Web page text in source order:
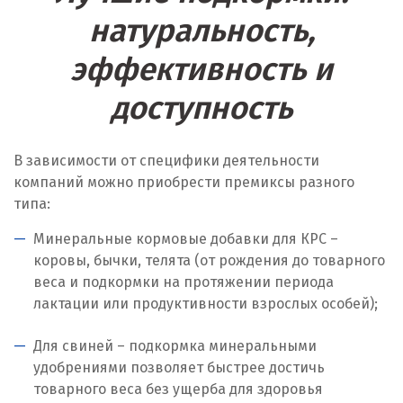
Лангепас
Липецк
Люберцы
Магнитогорск
Махачкала
Мегион
Медведевка
натуральность,
эффективность и
доступность
В зависимости от специфики деятельности
компаний можно приобрести премиксы разного
типа:
Минеральные кормовые добавки для КРС –
коровы, бычки, телята (от рождения до товарного
веса и подкормки на протяжении периода
лактации или продуктивности взрослых особей);
Для свиней – подкормка минеральными
удобрениями позволяет быстрее достичь
товарного веса без ущерба для здоровья